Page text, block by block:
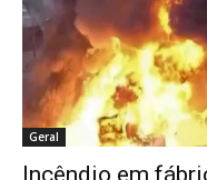
Geral
Incêndio em